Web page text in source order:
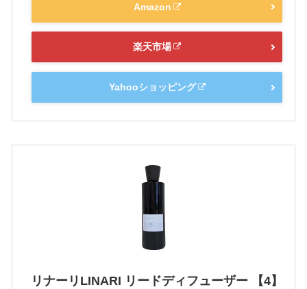
Amazon
楽天市場
Yahooショッピング
リナーリLINARI リードディフューザー 【4】